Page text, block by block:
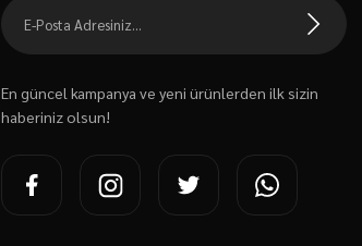
En güncel kampanya ve yeni ürünlerden ilk sizin
haberiniz olsun!